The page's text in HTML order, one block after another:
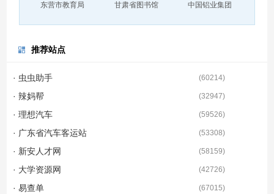
东营市教育局 甘肃省图书馆 中国铝业集团
推荐站点
· 虫虫助手 (60214)
· 辣妈帮 (32947)
· 理想汽车 (59526)
· 广东省汽车客运站 (53308)
· 新安人才网 (58159)
· 大学资源网 (42726)
· 易查单 (67015)